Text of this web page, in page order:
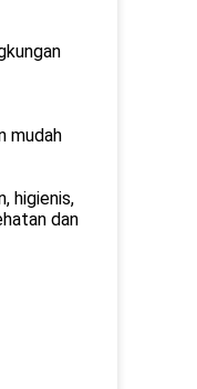
mudah
higienis,
dan